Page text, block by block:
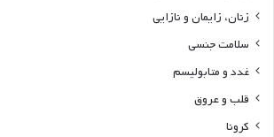
زنان، زایمان و نازایی
سلامت جنسی
غدد و متابولیسم
قلب و عروق
کرونا